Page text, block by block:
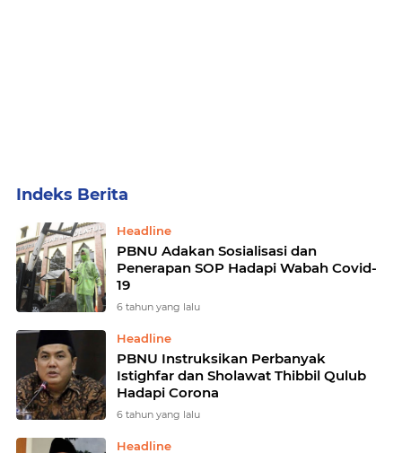
Headline
PBNU Adakan Sosialisasi dan
Penerapan SOP Hadapi Wabah Covid-
19
6 tahun yang lalu
Headline
PBNU Instruksikan Perbanyak
Istighfar dan Sholawat Thibbil Qulub
Hadapi Corona
6 tahun yang lalu
Headline